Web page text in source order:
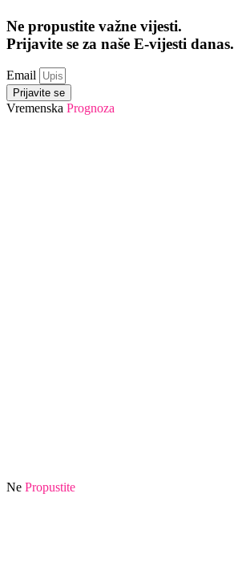
Ne propustite važne vijesti.
Prijavite se za naše E-vijesti danas.
Email
Prijavite se
Vremenska Prognoza
Ne Propustite